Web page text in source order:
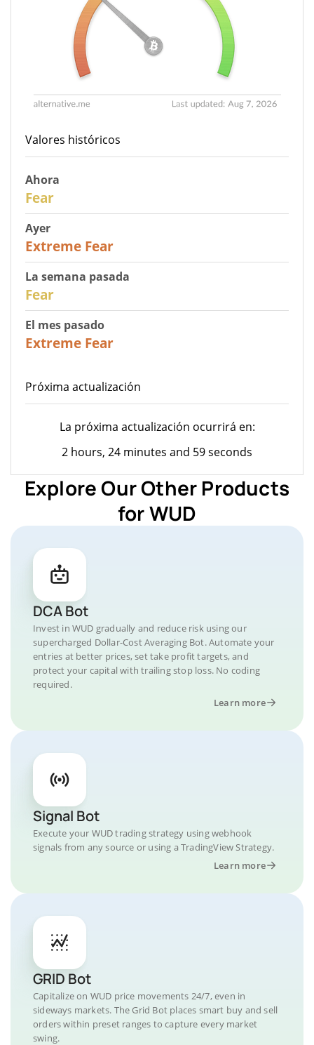
Valores históricos
Ahora
Fear
Ayer
Extreme Fear
La semana pasada
Fear
El mes pasado
Extreme Fear
Próxima actualización
La próxima actualización ocurrirá en:
2 hours, 24 minutes and 59 seconds
Explore Our Other Products
for WUD
DCA Bot
Invest in WUD gradually and reduce risk using our
supercharged Dollar-Cost Averaging Bot. Automate your
entries at better prices, set take profit targets, and
protect your capital with trailing stop loss. No coding
required.
Learn more
Signal Bot
Execute your WUD trading strategy using webhook
signals from any source or using a TradingView Strategy.
Learn more
GRID Bot
Capitalize on WUD price movements 24/7, even in
sideways markets. The Grid Bot places smart buy and sell
orders within preset ranges to capture every market
swing.